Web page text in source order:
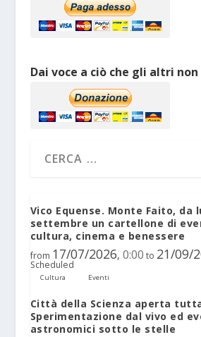
Dai voce a ciò che gli altri
Vico Equense. Monte Faito, da
settembre un cartellone di
cultura, cinema e benessere
from 17/07/2026, 0:00 to 21/09/
Scheduled
Cultura Eventi
Città della Scienza aperta
Sperimentazione dal vivo ed
astronomici sotto le stelle